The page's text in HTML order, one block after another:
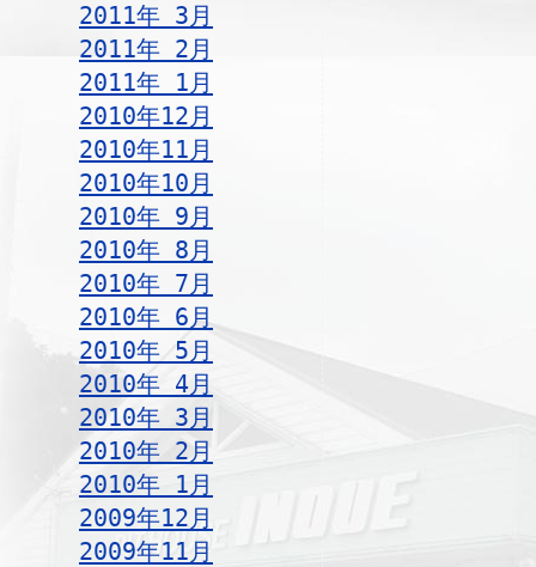
2011年 3月
2011年 2月
2011年 1月
2010年12月
2010年11月
2010年10月
2010年 9月
2010年 8月
2010年 7月
2010年 6月
2010年 5月
2010年 4月
2010年 3月
2010年 2月
2010年 1月
2009年12月
2009年11月